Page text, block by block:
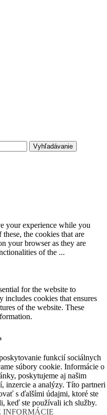
Vyhľadávanie
funkcií sociálnych
súbory cookie. Informácie o
poskytujeme aj našim
inzercie a analýzy. Títo partneri
s ďalšími údajmi, ktoré ste
keď ste používali ich služby.
INFORMÁCIE
your experience while you
the cookies that are
your browser as they are
of the ...
for the website to
cookies that ensures
of the website. These
necessary for the website
user personal data via
are termed as non-necessary
consent prior to running